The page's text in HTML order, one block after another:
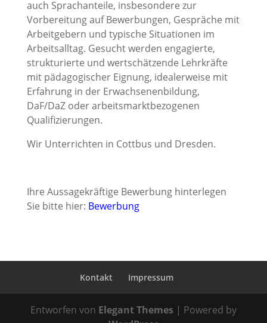
auch Sprachanteile, insbesondere zur
Vorbereitung auf Bewerbungen, Gespräche mit
Arbeitgebern und typische Situationen im
Arbeitsalltag. Gesucht werden engagierte,
strukturierte und wertschätzende Lehrkräfte
mit pädagogischer Eignung, idealerweise mit
Erfahrung in der Erwachsenenbildung,
DaF/DaZ oder arbeitsmarktbezogenen
Qualifizierungen.
Wir Unterrichten in Cottbus und Dresden.
Ihre Aussagekräftige Bewerbung hinterlegen
Sie bitte hier: Bewerbung
Kontakt Impressum
Entworfen von Elegant Themes | Powered by